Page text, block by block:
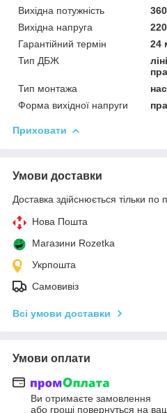
Вихідна потужність
Вихідна напруга
Гарантійний термін
24
Тип ДБЖ
Тип монтажа
Форма вихідної напруги
Приховати
Умови доставки
Доставка здійснюється тільки по
Нова Пошта
Магазини Rozetka
Укрпошта
Самовивіз
Всі умови доставки
Умови оплати
Ви отримаєте замовлення
або гроші повернуться на